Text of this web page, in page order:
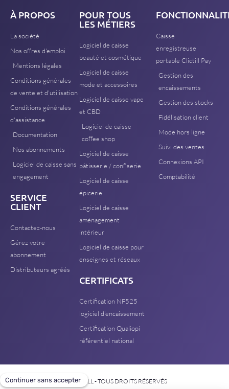
À PROPOS
La société
Nos offres d'emploi
Mentions légales
Conditions générales
de vente et d'utilisation
Conditions générales
d'assistance
Documentation
Nos abonnements
Logiciel de caisse sans
engagement
SERVICE
CLIENT
Contactez-nous
Gérez votre
abonnement
Distributeurs agréés
POUR TOUS
LES MÉTIERS
Logiciel de caisse
beauté et cosmétique
Logiciel de caisse
mode et accessoires
Logiciel de caisse vape
et CBD
Logiciel de caisse
coffee shop
Logiciel de caisse
pâtisserie / confiserie
Logiciel de caisse
épicerie
Logiciel de caisse
aménagement
intérieur
Logiciel de caisse pour
enseignes et réseaux
CERTIFICATS
Certification NF525
logiciel d'encaissement
Certification Qualiopi
référentiel national
Caisse
enregistreuse
portable Clictill Pay
Gestion des
encaissements
Gestion des stocks
Fidélisation client
Mode hors ligne
Suivi des ventes
Connexions API
Comptabilité
© CLICTILL - TOUS DROITS RÉSERVÉS